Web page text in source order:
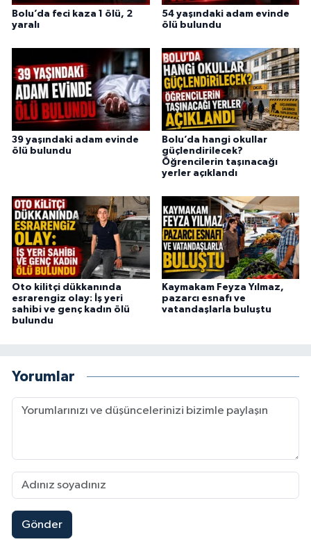
Bolu’da feci kaza 1 ölü, 2
yaralı
54 yaşındaki adam evinde
ölü bulundu
39 yaşındaki adam evinde
ölü bulundu
Bolu’da hangi okullar
güçlendirilecek?
Öğrencilerin taşınacağı
yerler açıklandı
Oto kilitçi dükkanında
esrarengiz olay: İş yeri
sahibi ve genç kadın ölü
bulundu
Kaymakam Feyza Yılmaz,
pazarcı esnafı ve
vatandaşlarla buluştu
Yorumlar
Gönder